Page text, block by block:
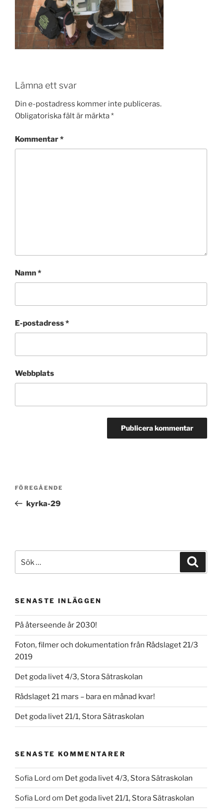
Lämna ett svar
Din e-postadress kommer inte publiceras.
Obligatoriska fält är märkta*
Kommentar*
Namn*
E-postadress*
Webbplats
Inläggsnavigering
Föregående
inlägg
FÖREGÅENDE
kyrka-29
efter:
SENASTE INLÄGGEN
På återseende år 2030!
Foton, filmer och dokumentation från Rådslaget 21/3
2019
Det goda livet 4/3, Stora Sätraskolan
Rådslaget 21 mars – bara en månad kvar!
Det goda livet 21/1, Stora Sätraskolan
SENASTE KOMMENTARER
Sofia Lord om Det goda livet 4/3, Stora Sätraskolan
Sofia Lord om Det goda livet 21/1, Stora Sätraskolan